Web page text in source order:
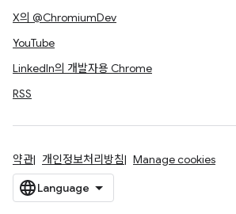
X의 @ChromiumDev
YouTube
LinkedIn의 개발자용 Chrome
RSS
약관 개인정보처리방침 Manage cookies